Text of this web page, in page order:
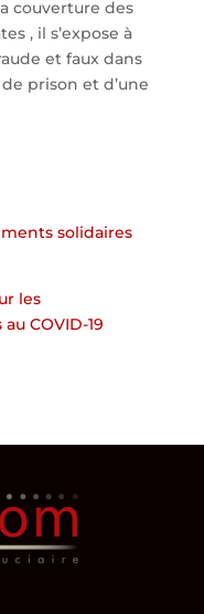
couverture des
, il s’expose à
et faux dans
prison et d’une
solidaires
les
COVID-19